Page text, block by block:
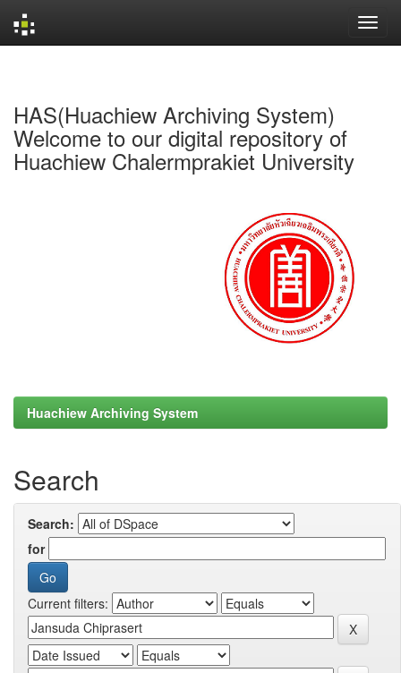
HAS(Huachiew Archiving System)
Welcome to our digital repository of
Huachiew Chalermprakiet University
Huachiew Archiving System
Search
Search:
for
Current filters: